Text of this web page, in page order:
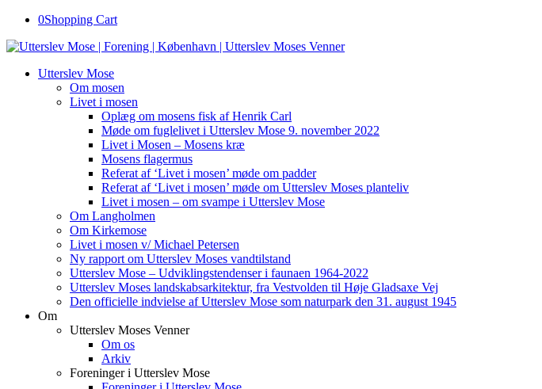
0Shopping Cart
Utterslev Mose
Om mosen
Livet i mosen
Oplæg om mosens fisk af Henrik Carl
Møde om fuglelivet i Utterslev Mose 9. november 2022
Livet i Mosen – Mosens kræ
Mosens flagermus
Referat af ‘Livet i mosen’ møde om padder
Referat af ‘Livet i mosen’ møde om Utterslev Moses planteliv
Livet i mosen – om svampe i Utterslev Mose
Om Langholmen
Om Kirkemose
Livet i mosen v/ Michael Petersen
Ny rapport om Utterslev Moses vandtilstand
Utterslev Mose – Udviklingstendenser i faunaen 1964-2022
Utterslev Moses landskabsarkitektur, fra Vestvolden til Høje Gladsaxe Vej
Den officielle indvielse af Utterslev Mose som naturpark den 31. august 1945
Om
Utterslev Moses Venner
Om os
Arkiv
Foreninger i Utterslev Mose